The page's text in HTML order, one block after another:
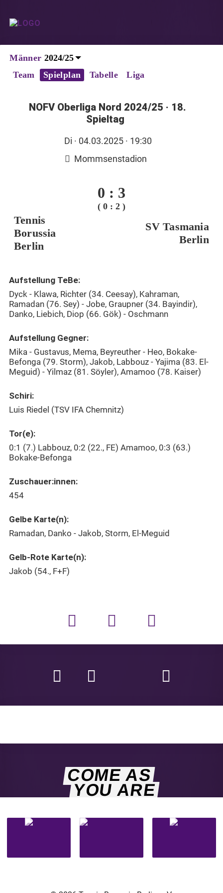
Männer
Team
Spielplan Tabelle Liga
NOFV Oberliga Nord 2024/25 · 18.
Spieltag
Di · 04.03.2025 · 19:30
Mommsenstadion
0 : 3
( 0 : 2 )
Tennis
Borussia
Berlin
SV Tasmania
Berlin
Aufstellung TeBe:
Dyck - Klawa, Richter (34. Ceesay), Kahraman,
Ramadan (76. Sey) - Jobe, Graupner (34. Bayindir),
Danko, Liebich, Diop (66. Gök) - Oschmann
Aufstellung Gegner:
Mika - Gustavus, Mema, Beyreuther - Heo, Bokake-
Befonga (79. Storm), Jakob, Labbouz - Yajima (83. El-
Meguid) - Yilmaz (81. Söyler), Amamoo (78. Kaiser)
Schiri:
Luis Riedel (TSV IFA Chemnitz)
Tor(e):
0:1 (7.) Labbouz, 0:2 (22., FE) Amamoo, 0:3 (63.)
Bokake-Befonga
Zuschauer:innen:
454
Gelbe Karte(n):
Ramadan, Danko - Jakob, Storm, El-Meguid
Gelb-Rote Karte(n):
Jakob (54., F+F)
COME AS
YOU ARE